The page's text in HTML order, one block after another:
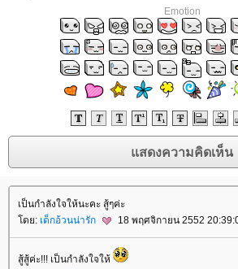
Emotion
เป็นกำลังใจให้นะคะ สู้ๆค่ะ
ดย: เด็กอ้วนน่ารัก 18 พฤศจิกายน 2552
สู้สู้ค่ะ!!! เป็นกำลังใจให้